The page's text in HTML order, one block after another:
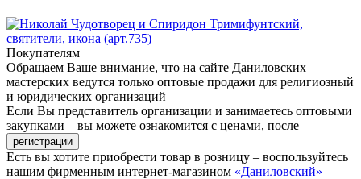
Покупателям
Обращаем Ваше внимание, что на сайте Даниловских
мастерских ведутся только оптовые продажи для религиозный
и юридических организаций
Если Вы представитель организации и занимаетесь оптовыми
закупками – вы можете ознакомится с ценами, после
Есть вы хотите приобрести товар в розницу – воспользуйтесь
нашим фирменным интернет-магазином «Даниловский»